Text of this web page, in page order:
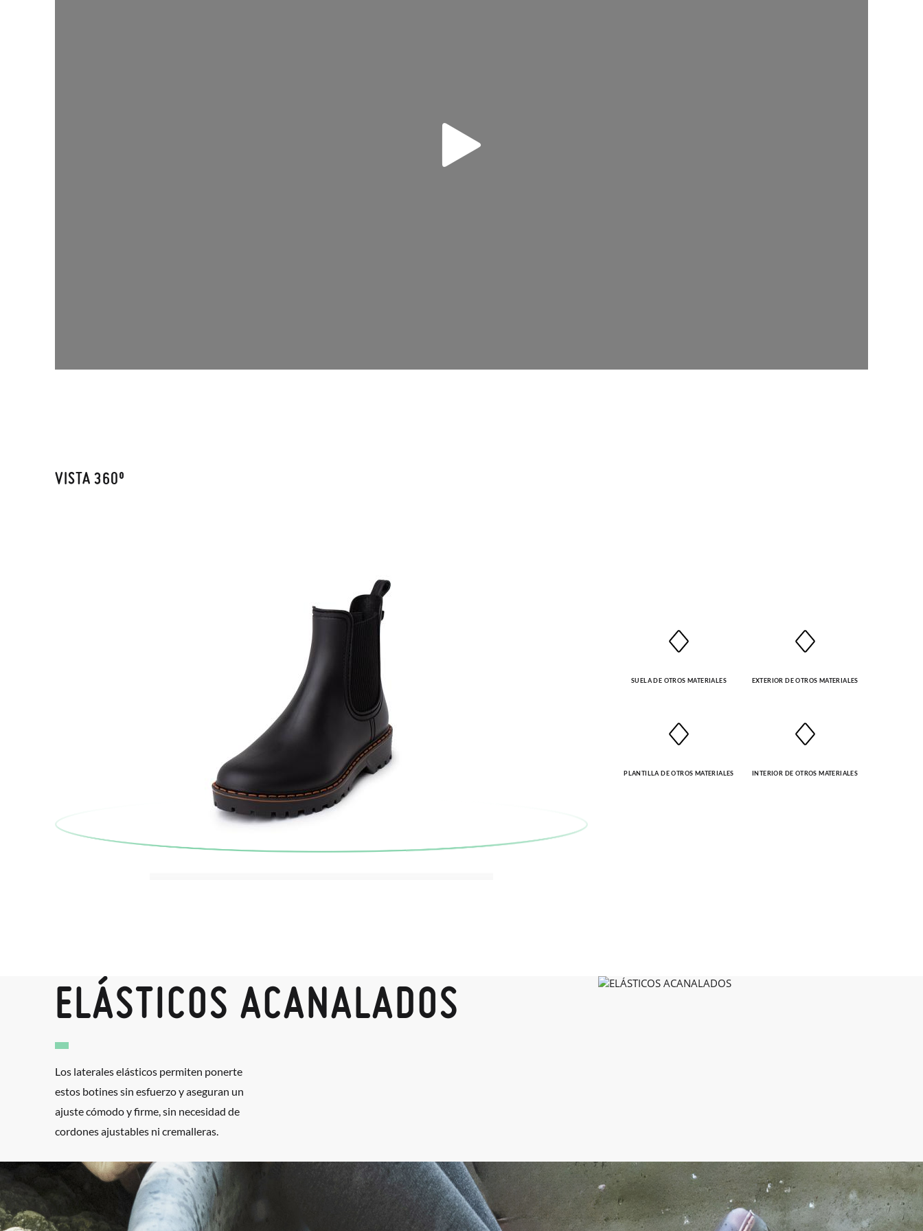
VISTA 360º
SUELA DE OTROS MATERIALES EXTERIOR DE OTROS MATERIALES
PLANTILLA DE OTROS MATERIALES INTERIOR DE OTROS MATERIALES
ELÁSTICOS ACANALADOS
Los laterales elásticos permiten ponerte
estos botines sin esfuerzo y aseguran un
ajuste cómodo y firme, sin necesidad de
cordones ajustables ni cremalleras.